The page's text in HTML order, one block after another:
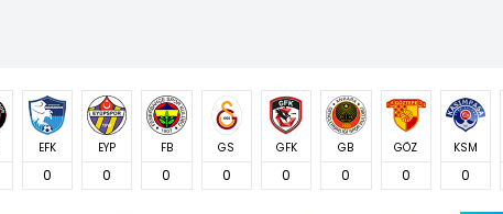
EFK
0
EYP
0
FB
0
GS
0
GFK
0
GB
0
GÖZ
0
KSM
0